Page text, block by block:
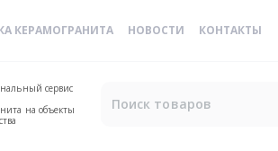
КЕРАМОГРАНИТА НОВОСТИ КОНТАКТЫ
сервис
на объекты